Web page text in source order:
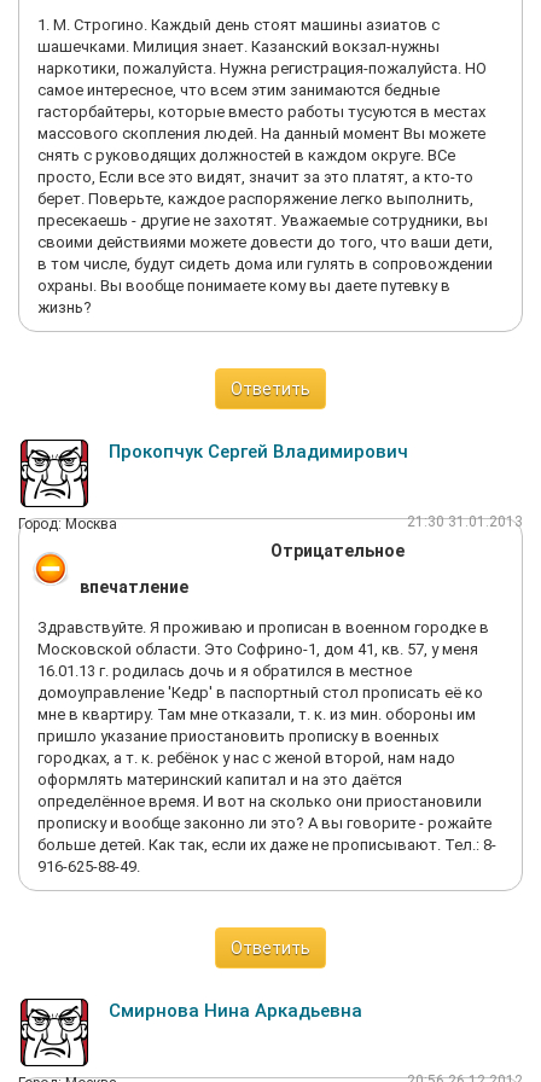
1. М. Строгино. Каждый день стоят машины азиатов с
шашечками. Милиция знает. Казанский вокзал-нужны
наркотики, пожалуйста. Нужна регистрация-пожалуйста. НО
самое интересное, что всем этим занимаются бедные
гасторбайтеры, которые вместо работы тусуются в местах
массового скопления людей. На данный момент Вы можете
снять с руководящих должностей в каждом округе. ВСе
просто, Если все это видят, значит за это платят, а кто-то
берет. Поверьте, каждое распоряжение легко выполнить,
пресекаешь - другие не захотят. Уважаемые сотрудники, вы
своими действиями можете довести до того, что ваши дети,
в том числе, будут сидеть дома или гулять в сопровождении
охраны. Вы вообще понимаете кому вы даете путевку в
жизнь?
Ответить
Прокопчук Сергей Владимирович
Город: Москва 21:30 31.01.2013
Отрицательное
впечатление
Здравствуйте. Я проживаю и прописан в военном городке в
Московской области. Это Софрино-1, дом 41, кв. 57, у меня
16.01.13 г. родилась дочь и я обратился в местное
домоуправление 'Кедр' в паспортный стол прописать её ко
мне в квартиру. Там мне отказали, т. к. из мин. обороны им
пришло указание приостановить прописку в военных
городках, а т. к. ребёнок у нас с женой второй, нам надо
оформлять материнский капитал и на это даётся
определённое время. И вот на сколько они приостановили
прописку и вообще законно ли это? А вы говорите - рожайте
больше детей. Как так, если их даже не прописывают. Тел.: 8-
916-625-88-49.
Ответить
Cмирнова Нина Аркадьевна